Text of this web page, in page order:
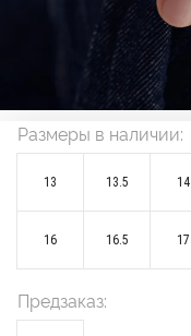
Размеры в наличии:
13 13.5 14
16 16.5 17
Предзаказ: